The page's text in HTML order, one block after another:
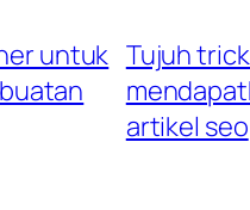
untuk Tujuh
artikel seo